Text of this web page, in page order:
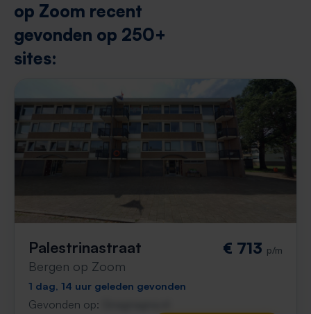
op Zoom recent
gevonden op 250+
sites:
Palestrinastraat
Bergen op Zoom
€ 713 p/m
1 dag, 14 uur geleden gevonden
Gevonden op: